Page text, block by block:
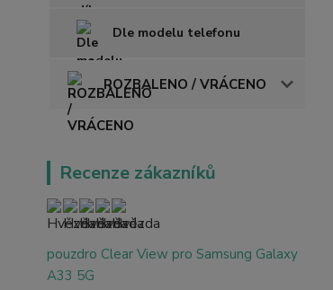
Dle modelu telefonu
ROZBALENO / VRÁCENO
Recenze zákazníků
pouzdro Clear View pro Samsung Galaxy
A33 5G